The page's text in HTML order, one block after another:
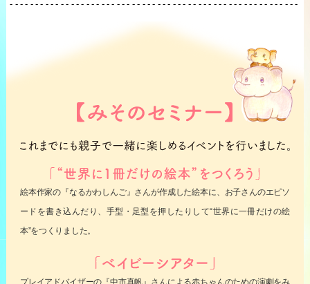
絵本作家の『なるかわしんご』さんが作成した絵本に、お子さんのエピソ
ードを書き込んだり、手型・足型を押したりして“世界に一冊だけの絵
本”をつくりました。